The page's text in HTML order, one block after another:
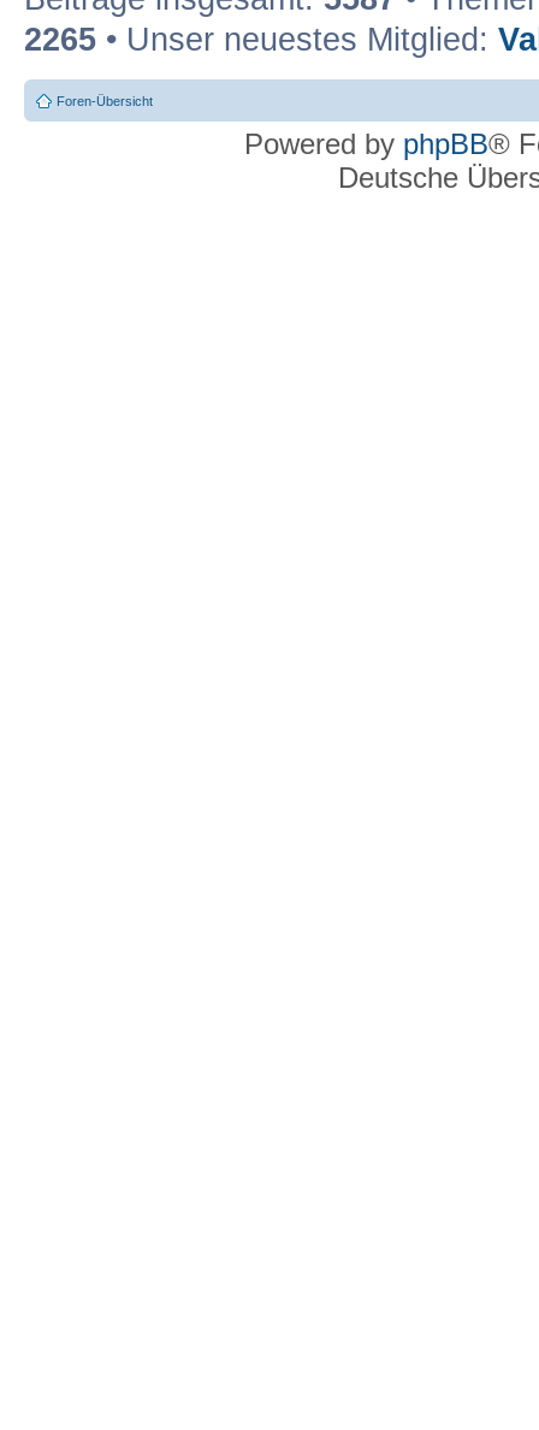
2265 • Unser neuestes Mitglied:
Foren-Übersicht
Powered by phpBB®
Deutsche